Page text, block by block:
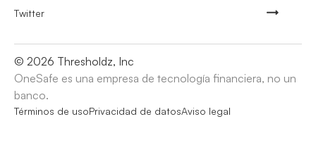
Twitter
© 2026 Thresholdz, Inc
OneSafe es una empresa de tecnología financiera, no un
banco.
Términos de usoPrivacidad de datosAviso legal